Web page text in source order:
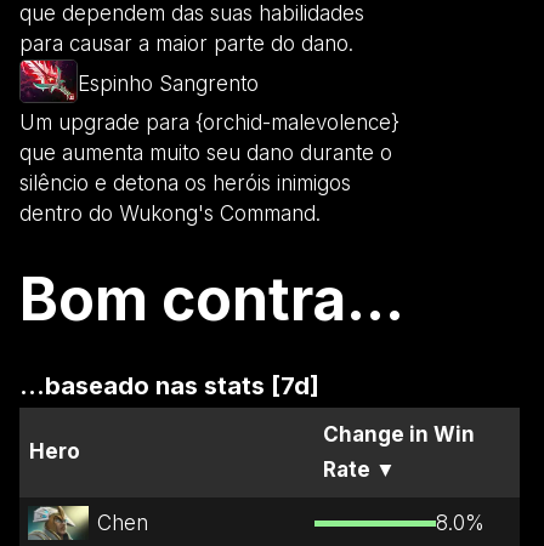
que dependem das suas habilidades
para causar a maior parte do dano.
Espinho Sangrento
Um upgrade para {orchid-malevolence}
que aumenta muito seu dano durante o
silêncio e detona os heróis inimigos
dentro do Wukong's Command.
Bom contra...
...baseado nas stats [7d]
Hero
Change in Win
Rate ▼
Chen 8.0%